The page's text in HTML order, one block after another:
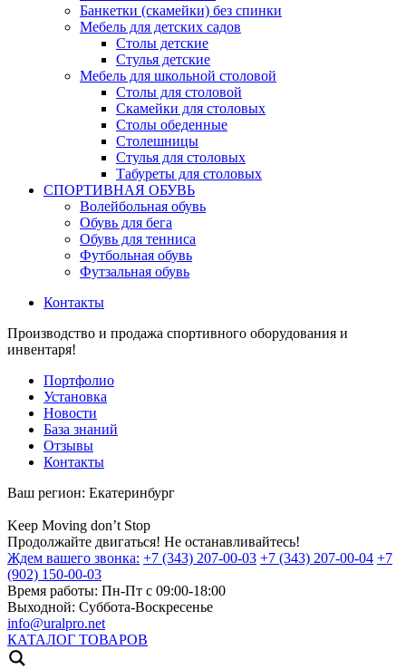
Банкетки (скамейки) без спинки
Мебель для детских садов
Столы детские
Стулья детские
Мебель для школьной столовой
Столы для столовой
Скамейки для столовых
Столы обеденные
Столешницы
Стулья для столовых
Табуреты для столовых
СПОРТИВНАЯ ОБУВЬ
Волейбольная обувь
Обувь для бега
Обувь для тенниса
Футбольная обувь
Футзальная обувь
Контакты
Производство и продажа спортивного оборудования и
инвентаря!
Портфолио
Установка
Новости
База знаний
Отзывы
Контакты
Ваш регион: Екатеринбург
Keep Moving don’t Stop
Продолжайте двигаться! Не останавливайтесь!
Ждем вашего звонка: +7 (343) 207-00-03 +7 (343) 207-00-04 +7
(902) 150-00-03
Время работы: Пн-Пт с 09:00-18:00
Выходной: Суббота-Воскресенье
info@uralpro.net
КАТАЛОГ ТОВАРОВ